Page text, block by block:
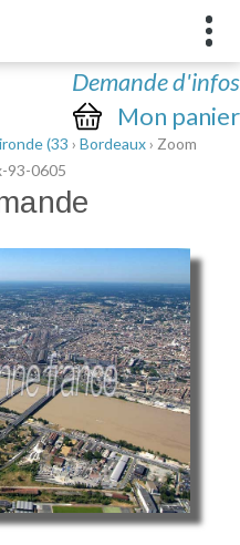
Demande d'infos
Mon panier
(33 › Bordeaux› Zoom
93-0605